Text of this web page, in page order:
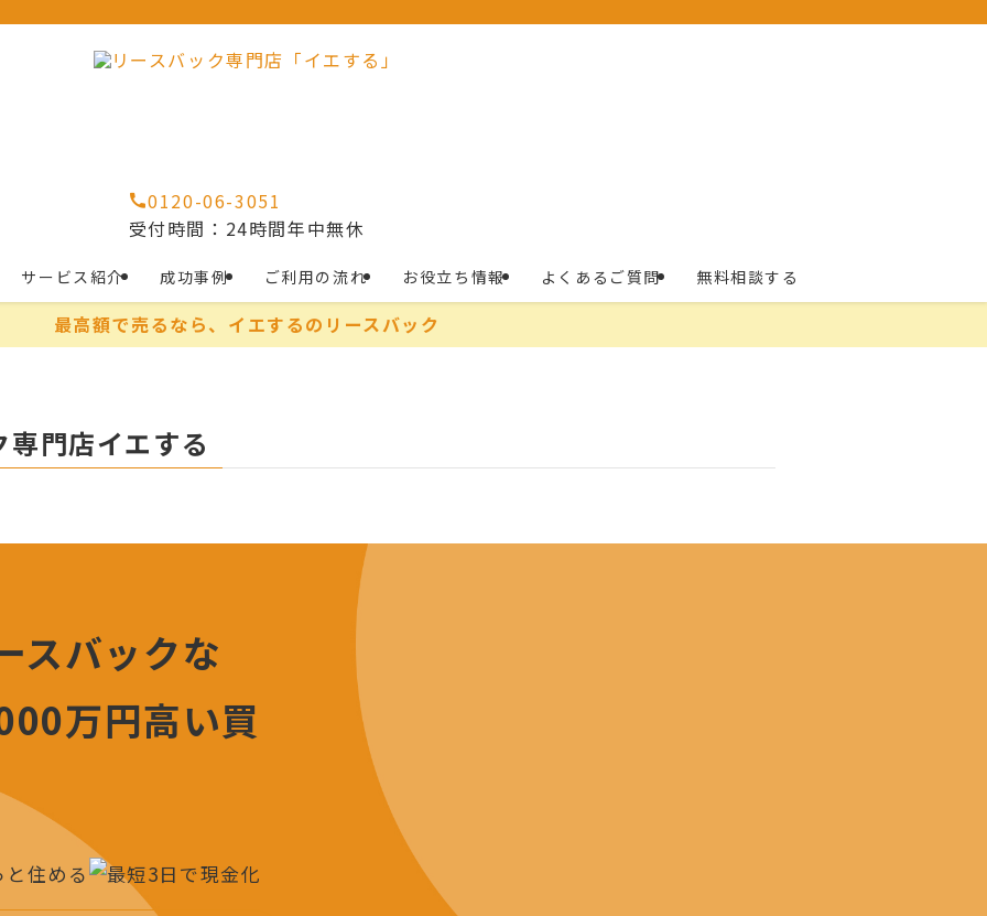
サービス紹介 成功事例 ご利用の流れ お役立ち情報 よくあるご質問 無料相談する
0120-06-3051
受付時間：24時間年中無休
最高額で売るなら、イエするのリースバック
門店イエする